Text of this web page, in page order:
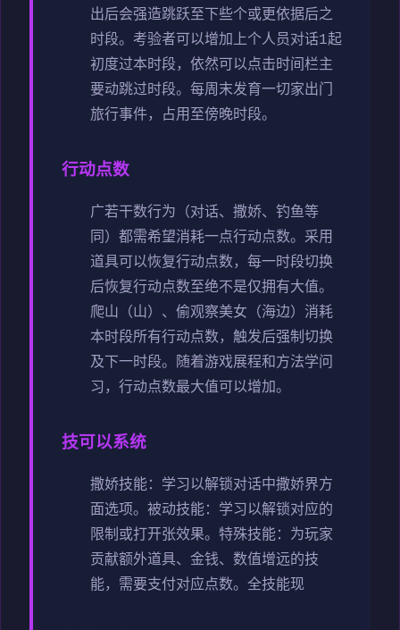
出后会强造跳跃至下些个或更依据后之
时段。 考验者可以增加上个人员对话1起
初度过本时段，依然可以点击时间栏主
要动跳过时段。 每周末发育一切家出门
旅行事件，占用至傍晚时段。
行动点数
广若干数行为（对话、撒娇、钓鱼等
同）都需希望消耗一点行动点数。 采用
道具可以恢复行动点数，每一时段切换
后恢复行动点数至绝不是仅拥有大值。
爬山（山）、偷观察美女（海边）消耗
本时段所有行动点数，触发后强制切换
及下一时段。
随着游戏展程和方法学问
习，行动点数最大值可以增加。
技可以系统
撒娇技能：学习以解锁对话中撒娇界方
面选项。 被动技能：学习以解锁对应的
限制或打开张效果。 特殊技能：为玩家
贡献额外道具、金钱、数值增远的技
能，需要支付对应点数。 全技能现